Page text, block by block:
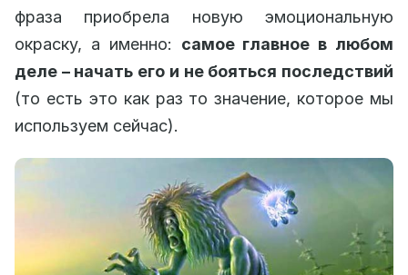
фраза приобрела новую эмоциональную
окраску, а именно: самое главное в любом
деле – начать его и не бояться последствий
(то есть это как раз то значение, которое мы
используем сейчас).